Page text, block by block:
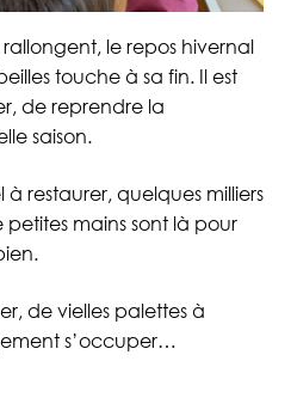
le repos hivernal
touche à sa fin. Il est
de reprendre la
saison.
restaurer, quelques milliers
mains sont là pour
de vielles palettes à
s’occuper…